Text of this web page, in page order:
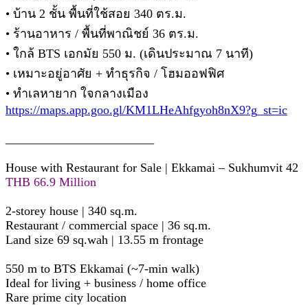
• บ้าน 2 ชั้น พื้นที่ใช้สอย 340 ตร.ม.
• ร้านอาหาร / พื้นที่พาณิชย์ 36 ตร.ม.
• ใกล้ BTS เอกมัย 550 ม. (เดินประมาณ 7 นาที)
• เหมาะอยู่อาศัย + ทำธุรกิจ / โฮมออฟฟิศ
• ทำเลหายาก ใจกลางเมือง
https://maps.app.goo.gl/KM1LHeAhfgyoh8nX9?g_st=ic
House with Restaurant for Sale | Ekkamai – Sukhumvit 42
THB 66.9 Million
2-storey house | 340 sq.m.
Restaurant / commercial space | 36 sq.m.
Land size 69 sq.wah | 13.55 m frontage
550 m to BTS Ekkamai (~7-min walk)
Ideal for living + business / home office
Rare prime city location